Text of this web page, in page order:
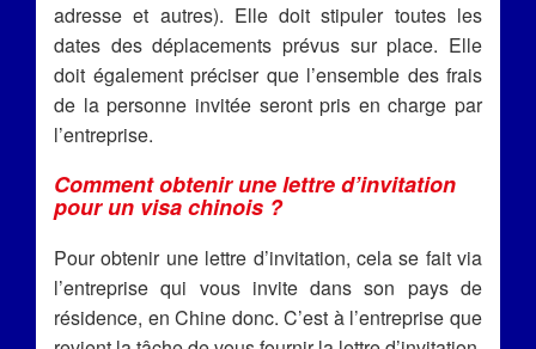
adresse et autres). Elle doit stipuler toutes les
dates des déplacements prévus sur place. Elle
doit également préciser que l’ensemble des frais
de la personne invitée seront pris en charge par
l’entreprise.
Comment obtenir une lettre d’invitation
pour un visa chinois ?
Pour obtenir une lettre d’invitation, cela se fait via
l’entreprise qui vous invite dans son pays de
résidence, en Chine donc. C’est à l’entreprise que